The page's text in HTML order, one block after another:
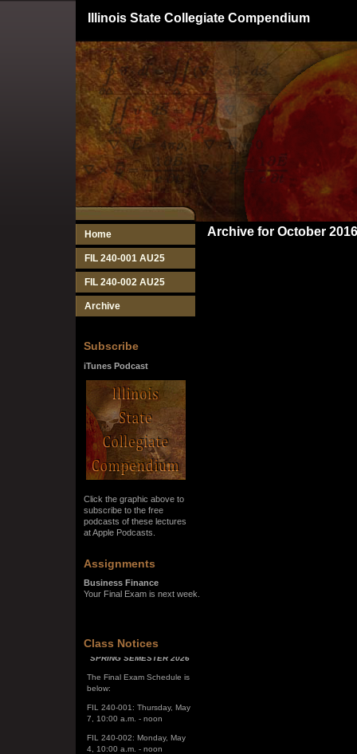
Illinois State Collegiate Compendium
Home
FIL 240-001 AU25
FIL 240-002 AU25
Archive
Subscribe
iTunes Podcast
Click the graphic above to
subscribe to the free
podcasts of these lectures
at Apple Podcasts.
Assignments
Business Finance
Your Final Exam is next week.
Class Notices
SPRING SEMESTER 2026
The Final Exam Schedule is
FIL 240-001: Thursday, May
FIL 240-002: Monday, May
Archive for October 2016